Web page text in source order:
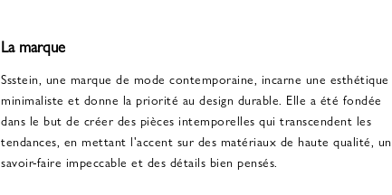
La marque
Ssstein, une marque de mode contemporaine, incarne une esthétique
minimaliste et donne la priorité au design durable. Elle a été fondée
dans le but de créer des pièces intemporelles qui transcendent les
tendances, en mettant l'accent sur des matériaux de haute qualité, un
savoir-faire impeccable et des détails bien pensés.